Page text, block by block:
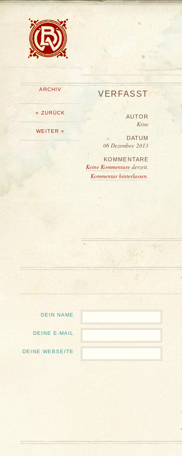
ARCHIV
« ZURÜCK
WEITER »
VERFASST
AUTOR
Krise
DATUM
06 Dezember, 2013
KOMMENTARE
Keine Kommentare derzeit.
Kommentar hinterlassen.
DEIN NAME
DEINE E-MAIL
DEINE WEBSEITE